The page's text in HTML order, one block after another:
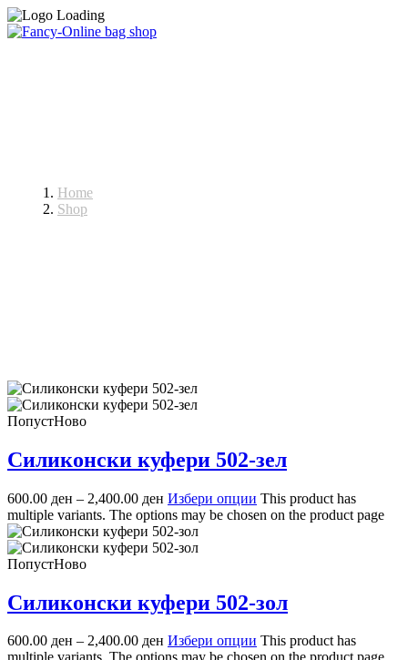
Home
Shop
ПопустНово
Силиконски куфери 502-зел
600.00 ден – 2,400.00 ден Избери опции This product has
multiple variants. The options may be chosen on the product page
ПопустНово
Силиконски куфери 502-зол
600.00 ден – 2,400.00 ден Избери опции This product has